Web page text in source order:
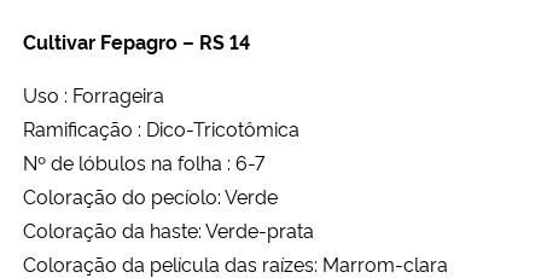
Cultivar Fepagro – RS 14
Uso : Forrageira
Ramificação : Dico-Tricotômica
Nº de lóbulos na folha : 6-7
Coloração do pecíolo: Verde
Coloração da haste: Verde-prata
Coloração da película das raízes: Marrom-clara